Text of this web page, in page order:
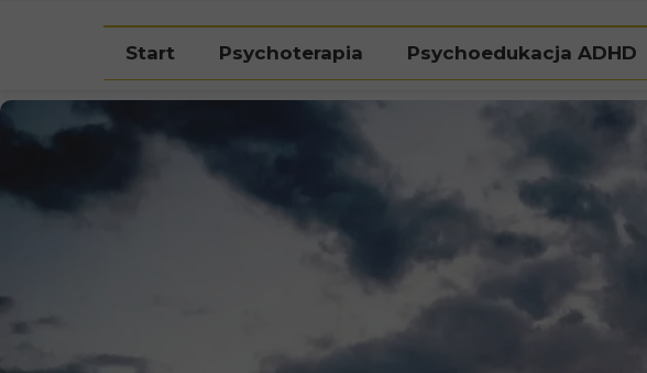
Start Psychoterapia Psychoedukacja ADHD